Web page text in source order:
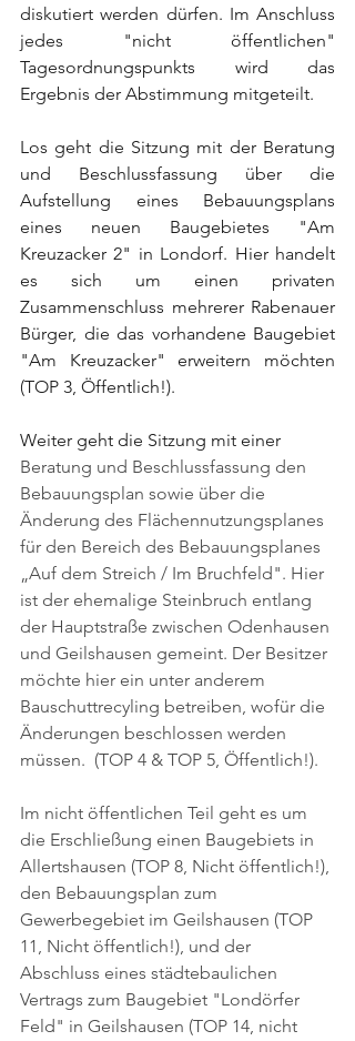
diskutiert werden dürfen. Im Anschluss
jedes "nicht öffentlichen"
Tagesordnungspunkts wird das
Ergebnis der Abstimmung mitgeteilt.
Los geht die Sitzung mit der Beratung
und Beschlussfassung über die
Aufstellung eines Bebauungsplans
eines neuen Baugebietes "Am
Kreuzacker 2" in Londorf. Hier handelt
es sich um einen privaten
Zusammenschluss mehrerer Rabenauer
Bürger, die das vorhandene Baugebiet
"Am Kreuzacker" erweitern möchten
(TOP 3, Öffentlich!).
Weiter geht die Sitzung mit einer
Beratung und Beschlussfassung den
Bebauungsplan sowie über die
Änderung des Flächennutzungsplanes
für den Bereich des Bebauungsplanes
„Auf dem Streich / Im Bruchfeld". Hier
ist der ehemalige Steinbruch entlang
der Hauptstraße zwischen Odenhausen
und Geilshausen gemeint. Der Besitzer
möchte hier ein unter anderem
Bauschuttrecyling betreiben, wofür die
Änderungen beschlossen werden
müssen.  (TOP 4 & TOP 5, Öffentlich!).
Im nicht öffentlichen Teil geht es um
die Erschließung einen Baugebiets in
Allertshausen (TOP 8, Nicht öffentlich!),
den Bebauungsplan zum
Gewerbegebiet im Geilshausen (TOP
11, Nicht öffentlich!), und der
Abschluss eines städtebaulichen
Vertrags zum Baugebiet "Londörfer
Feld" in Geilshausen (TOP 14, nicht